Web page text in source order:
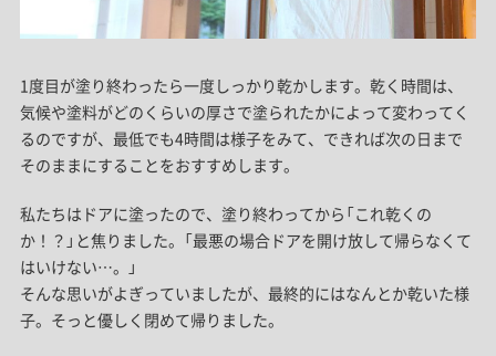
1度目が塗り終わったら一度しっかり乾かします。乾く時間は、
気候や塗料がどのくらいの厚さで塗られたかによって変わってく
るのですが、最低でも4時間は様子をみて、できれば次の日まで
そのままにすることをおすすめします。
私たちはドアに塗ったので、塗り終わってから「これ乾くの
か！？」と焦りました。「最悪の場合ドアを開け放して帰らなくて
はいけない…。」
そんな思いがよぎっていましたが、最終的にはなんとか乾いた様
子。そっと優しく閉めて帰りました。